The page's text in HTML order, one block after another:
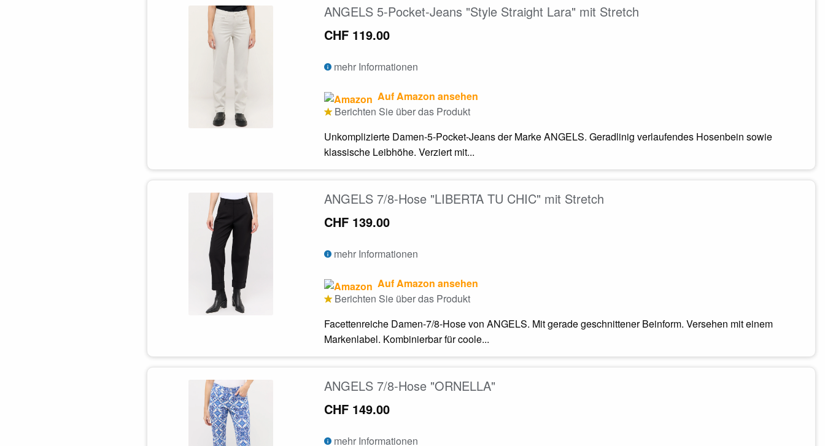
ANGELS 5-Pocket-Jeans "Style Straight Lara" mit Stretch
CHF 119.00
mehr Informationen
Auf Amazon ansehen
Berichten Sie über das Produkt
Unkomplizierte Damen-5-Pocket-Jeans der Marke ANGELS. Geradlinig verlaufendes Hosenbein sowie
klassische Leibhöhe. Verziert mit...
ANGELS 7/8-Hose "LIBERTA TU CHIC" mit Stretch
CHF 139.00
mehr Informationen
Auf Amazon ansehen
Berichten Sie über das Produkt
Facettenreiche Damen-7/8-Hose von ANGELS. Mit gerade geschnittener Beinform. Versehen mit einem
Markenlabel. Kombinierbar für coole...
ANGELS 7/8-Hose "ORNELLA"
CHF 149.00
mehr Informationen